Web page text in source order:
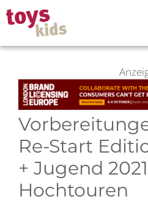
Zum
Inhalt
springen
Re-Start
+ Jugend
Hochtouren